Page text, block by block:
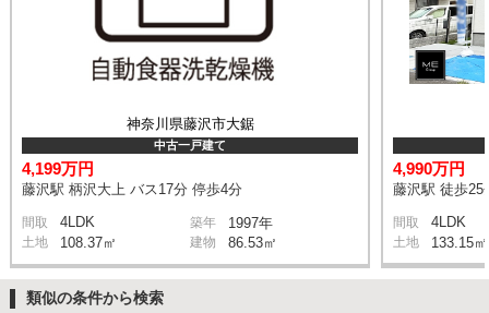
神奈川県藤沢市大鋸
中古一戸建て
4,199万円
藤沢駅 柄沢大上 バス17分 停歩4分
間取 4LDK 築年 1997年
土地 108.37㎡ 建物 86.53㎡
4,990万円
藤沢駅 徒歩25
間取 4LDK
土地 133.15㎡
類似の条件から検索